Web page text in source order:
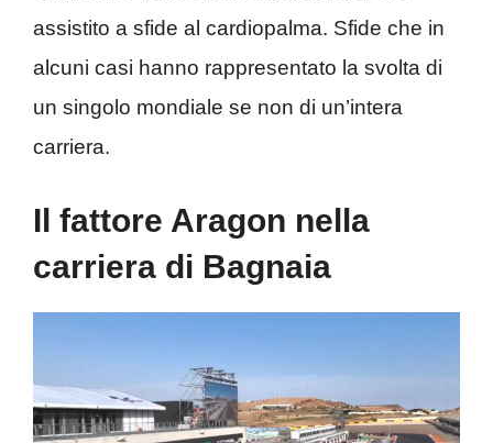
assistito a sfide al cardiopalma. Sfide che in
alcuni casi hanno rappresentato la svolta di
un singolo mondiale se non di un’intera
carriera.
Il fattore Aragon nella
carriera di Bagnaia